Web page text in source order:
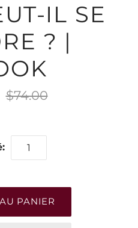
IL SE
? |
$74.00